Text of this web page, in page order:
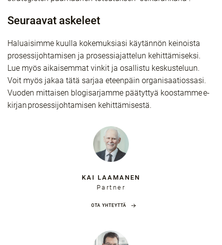
Seuraavat askeleet
Haluaisimme kuulla kokemuksiasi käytännön keinoista
prosessijohtamisen ja prosessiajattelun kehittämiseksi.
Lue myös aikaisemmat vinkit ja osallistu keskusteluun.
Voit myös jakaa tätä sarjaa eteenpäin organisaatiossasi.
Vuoden mittaisen blogisarjamme päätyttyä koostamme e-
kirjan prosessijohtamisen kehittämisestä.
KAI LAAMANEN
Partner
OTA YHTEYTTÄ